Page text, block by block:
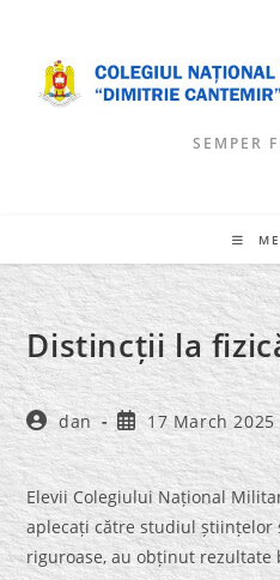
content
SEMPER
Distincții la
Post
author:
dan
Post
published:
17 March 2025
Elevii Colegiului Național
aplecați către studiul
riguroase, au obținut rezultate